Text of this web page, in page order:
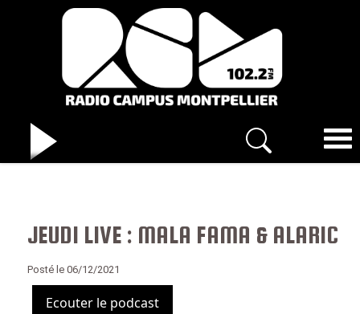
JEUDI LIVE : MALA FAMA & ALARIC
Posté le 06/12/2021
Ecouter le podcast